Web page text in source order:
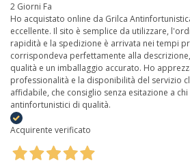
2 Giorni Fa
Ho acquistato online da Grilca
eccellente. Il sito è semplice da utilizzare,
rapidità e la spedizione è arrivata nei tempi
corrispondeva perfettamente alla
qualità e un imballaggio accurato. Ho
professionalità e la disponibilità del servizio
affidabile, che consiglio senza esitazione a
antinfortunistici di qualità.
Acquirente verificato